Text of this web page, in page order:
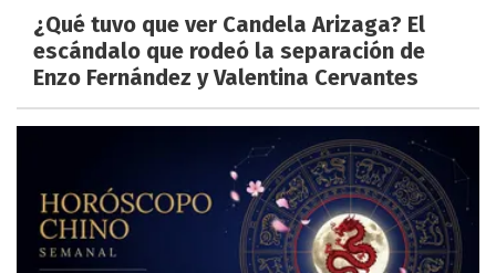
¿Qué tuvo que ver Candela Arizaga? El
escándalo que rodeó la separación de
Enzo Fernández y Valentina Cervantes